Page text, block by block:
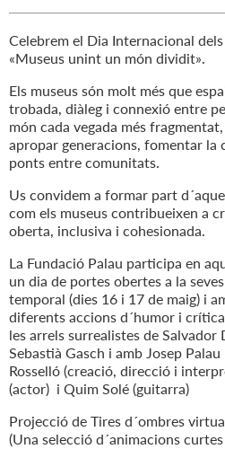
Celebrem el Dia Internacional
«Museus unint un món dividit».
Els museus són molt més que
trobada, diàleg i connexió entre
món cada vegada més
apropar generacions, fomentar la
ponts entre comunitats.
Us convidem a formar part
com els museus contribueixen a
oberta, inclusiva i cohesionada.
La Fundació Palau participa en
un dia de portes obertes a la
temporal (dies 16 i 17 de maig) i
diferents accions d´humor i
les arrels surrealistes de
Sebastià Gasch i amb Josep
Rosselló (creació, direcció i
(actor) i Quim Solé (guitarra)
Projecció de Tires d´ombres
(Una selecció d´animacions